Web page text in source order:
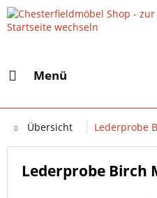
Menü
Übersicht Lederprobe
Lederprobe Birch